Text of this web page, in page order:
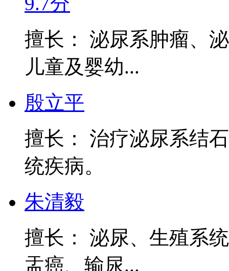
擅长： 泌尿系肿瘤、
儿童及婴幼...
殷立平
擅长： 治疗泌尿系结
统疾病。
朱清毅
擅长： 泌尿、生殖系
盂癌、输尿...